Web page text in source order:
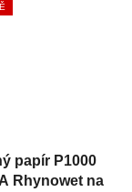
papír P1000
Rhynowet na